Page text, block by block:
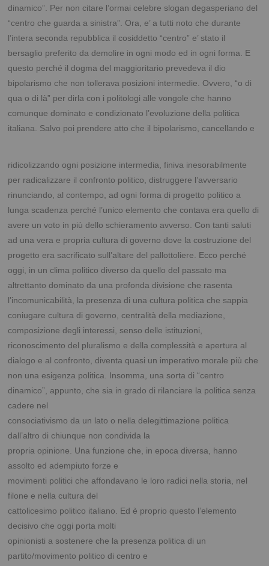
dinamico”. Per non citare l’ormai celebre slogan degasperiano del
“centro che guarda a sinistra”. Ora, e’ a tutti noto che durante
l’intera seconda repubblica il cosiddetto “centro” e’ stato il
bersaglio preferito da demolire in ogni modo ed in ogni forma. E
questo perché il dogma del maggioritario prevedeva il dio
bipolarismo che non tollerava posizioni intermedie. Ovvero, “o di
qua o di là” per dirla con i politologi alle vongole che hanno
comunque dominato e condizionato l’evoluzione della politica
italiana. Salvo poi prendere atto che il bipolarismo, cancellando e
ridicolizzando ogni posizione intermedia, finiva inesorabilmente
per radicalizzare il confronto politico, distruggere l’avversario
rinunciando, al contempo, ad ogni forma di progetto politico a
lunga scadenza perché l’unico elemento che contava era quello di
avere un voto in più dello schieramento avverso. Con tanti saluti
ad una vera e propria cultura di governo dove la costruzione del
progetto era sacrificato sull’altare del pallottoliere. Ecco perché
oggi, in un clima politico diverso da quello del passato ma
altrettanto dominato da una profonda divisione che rasenta
l’incomunicabilità, la presenza di una cultura politica che sappia
coniugare cultura di governo, centralità della mediazione,
composizione degli interessi, senso delle istituzioni,
riconoscimento del pluralismo e della complessità e apertura al
dialogo e al confronto,diventa quasi un imperativo morale più che
non una esigenza politica. Insomma, una sorta di“centro
dinamico”, appunto, che sia in grado di rilanciare la politica senza
cadere nel
consociativismo da un lato o nella delegittimazione politica
dall’altro di chiunque non condivida la
propria opinione. Una funzione che, in epoca diversa, hanno
assolto ed adempiuto forze e
movimenti politici che affondavano le loro radici nella storia, nel
filone e nella cultura del
cattolicesimo politico italiano. Ed è proprio questo l’elemento
decisivo che oggi porta molti
opinionisti a sostenere che la presenza politica di un
partito/movimento politico di centro e